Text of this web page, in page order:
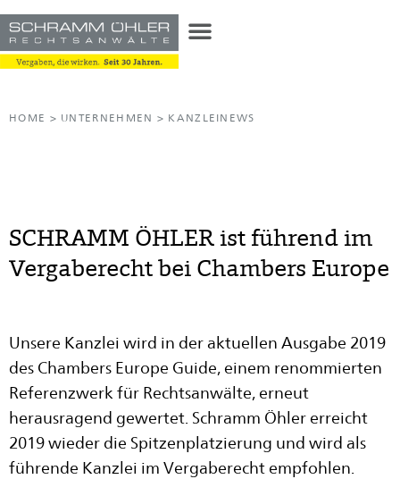
HOME > UNTERNEHMEN > KANZLEINEWS
SCHRAMM ÖHLER ist führend im
Vergaberecht bei Chambers Europe
Unsere Kanzlei wird in der aktuellen Ausgabe 2019
des Chambers Europe Guide, einem renommierten
Referenzwerk für Rechtsanwälte, erneut
herausragend gewertet. Schramm Öhler erreicht
2019 wieder die Spitzenplatzierung und wird als
führende Kanzlei im Vergaberecht empfohlen.